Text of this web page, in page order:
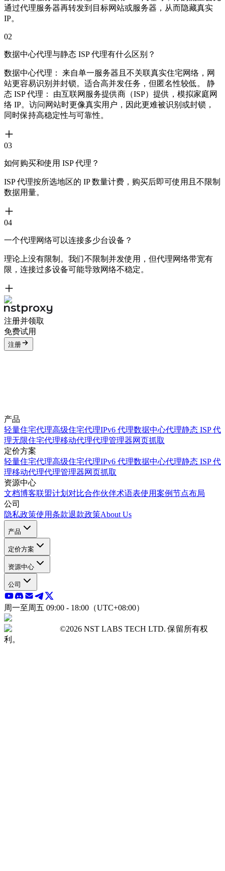
通过代理服务器再转发到目标网站或服务器，从而隐藏真实
IP。
02
数据中心代理与静态 ISP 代理有什么区别？
数据中心代理： 来自单一服务器且不关联真实住宅网络，网
站更容易识别并封锁。适合高并发任务，但匿名性较低。 静
态 ISP 代理： 由互联网服务提供商（ISP）提供，模拟家庭网
络 IP。访问网站时更像真实用户，因此更难被识别或封锁，
同时保持高稳定性与可靠性。
03
如何购买和使用 ISP 代理？
ISP 代理按所选地区的 IP 数量计费，购买后即可使用且不限制
数据用量。
04
一个代理网络可以连接多少台设备？
理论上没有限制。我们不限制并发使用，但代理网络带宽有
限，连接过多设备可能导致网络不稳定。
注册并领取
免费试用
注册
产品
轻量住宅代理高级住宅代理IPv6 代理数据中心代理静态 ISP 代
理无限住宅代理移动代理代理管理器网页抓取
定价方案
轻量住宅代理高级住宅代理IPv6 代理数据中心代理静态 ISP 代
理移动代理代理管理器网页抓取
资源中心
文档博客联盟计划 对比合作伙伴术语表使用案例节点布局
公司
隐私政策使用条款退款政策About Us
产品
定价方案
资源中心
公司
周一至周五 09:00 - 18:00（UTC+08:00）
©2026 NST LABS TECH LTD. 保留所有权
利。